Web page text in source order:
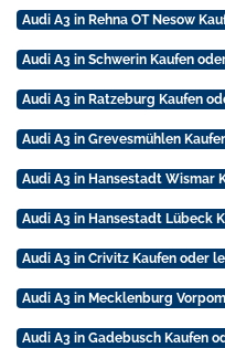
Audi A3 in Rehna OT Nesow
Audi A3 in Schwerin Kaufen
Audi A3 in Ratzeburg Kaufen
Audi A3 in Grevesmühlen
Audi A3 in Hansestadt Wismar
Audi A3 in Hansestadt Lübeck
Audi A3 in Crivitz Kaufen oder
Audi A3 in Mecklenburg
Audi A3 in Gadebusch Kaufen